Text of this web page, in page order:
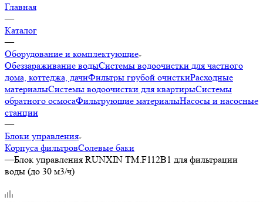
Главная
—
Каталог
—
Оборудование и комплектующие
Обеззараживание водыСистемы водоочистки для частного
дома, коттеджа, дачиФильтры грубой очисткиРасходные
материалыСистемы водоочистки для квартирыСистемы
обратного осмосаФильтрующие материалыНасосы и насосные
станции
—
Блоки управления
Корпуса фильтровСолевые баки
—Блок управления RUNXIN ТМ.F112B1 для фильтрации
воды (до 30 м3/ч)